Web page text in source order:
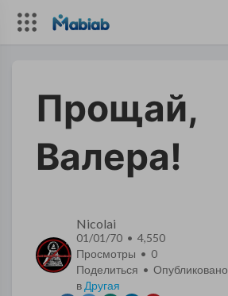
Прощай,
Валера!
Nicolai
01/01/70 • 4,550
Просмотры • 0
Поделиться • Опубликовано
в Другая